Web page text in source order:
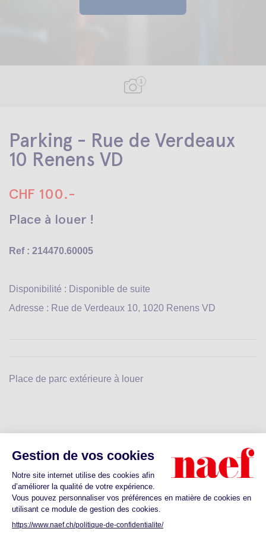
1
Parking - Rue de Verdeaux
10 Renens VD
CHF 100.-
Place à louer !
Ref : 214470.60005
Disponibilité : Disponible de suite
Adresse : Rue de Verdeaux 10, 1020 Renens VD
Place de parc extérieure à louer
votre futur quartier
Ecoles